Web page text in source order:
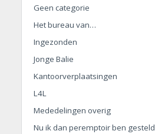
Geen categorie
Het bureau van…
Ingezonden
Jonge Balie
Kantoorverplaatsingen
L4L
Mededelingen overig
Nu ik dan peremptoir ben gesteld